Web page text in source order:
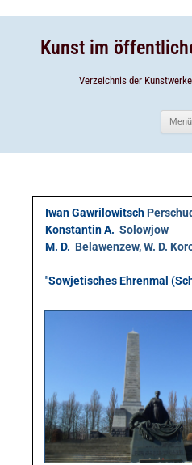
Inhalt
Zum
springenKunst im
Verzeichnis der
Menü
Iwan Gawrilowitsch
Konstantin A. Solowjow
M. D. Belawenzew, W. D.
"Sowjetisches Ehrenmal